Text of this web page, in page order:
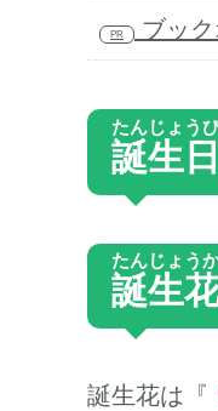
PR ブッ
誕生日
たんじょう
誕生
たんじょう
誕生花は『